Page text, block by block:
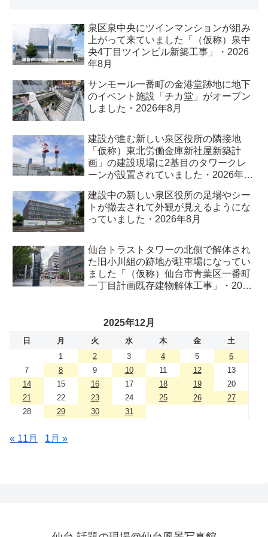
泉区泉中央にツインマンションが組み
上がって来ていました「（仮称）泉中
央4丁目ツインビル新築工事」・2026
年8月
サンモール一番町の金港堂跡地に地下
のイベント施設「チカ堂」がオープン
しました・2026年8月
建設が進む新しい泉区役所の隣接地
「仮称）東北労働金庫新社屋新築計
画」の建設現場に2基目のタワークレ
ーンが設置されていました・2026年8
建設中の新しい泉区役所の足場やシー
トが撤去されて外観が見えるようにな
っていました・2026年8月
仙台トラストタワーの北側で解体され
た旧小川組の跡地が駐車場になってい
ました「（仮称）仙台市青葉区一番町
一丁目計画既存建物解体工事」・2026
2025年12月
日 月 火 水 木 金
土
1
2 3 4 5
6
7
8 9 10 11 12
13
14
15 16 17 18 19
20
21
22 23 24 25 26
27
28
29 30 31
« 11月 1月 »